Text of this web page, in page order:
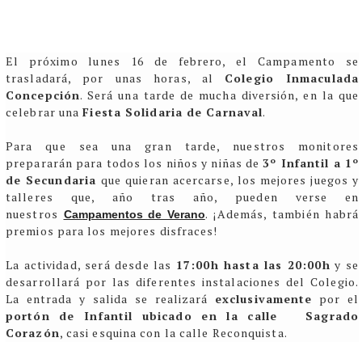
El próximo lunes 16 de febrero, el Campamento se
trasladará, por unas horas, al Colegio Inmaculada
Concepción. Será una tarde de mucha diversión, en la que
celebrar unaFiesta Solidaria de Carnaval.
Para que sea una gran tarde, nuestros monitores
prepararán para todos los niños y niñas de3º Infantil a 1º
de Secundaria que quieran acercarse, los mejores juegos y
talleres que, año tras año, pueden verse en
nuestros Campamentos de Verano. ¡Además, también habrá
premios para los mejores disfraces!
La actividad, será desde las 17:00h hasta las 20:00h y se
desarrollará por las diferentes instalaciones del Colegio.
La entrada y salida se realizará exclusivamente por el
portón de Infantil ubicado en la calle Sagrado
Corazón, casi esquina con la calle Reconquista.